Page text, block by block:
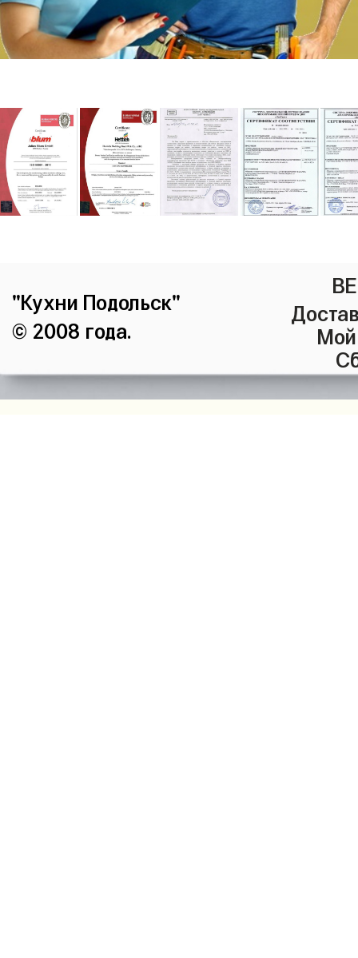
"Кухни Подольск"
© 2008 года.